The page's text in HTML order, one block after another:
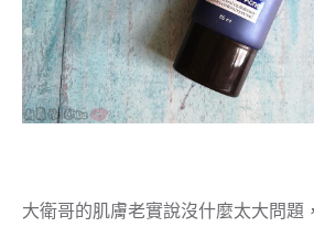
大衛哥的肌膚老實說沒什麼太大問題